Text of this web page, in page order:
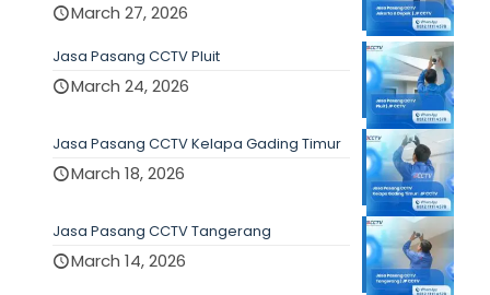
March 27, 2026
Jasa Pasang CCTV Pluit
March 24, 2026
Jasa Pasang CCTV Kelapa Gading Timur
March 18, 2026
Jasa Pasang CCTV Tangerang
March 14, 2026